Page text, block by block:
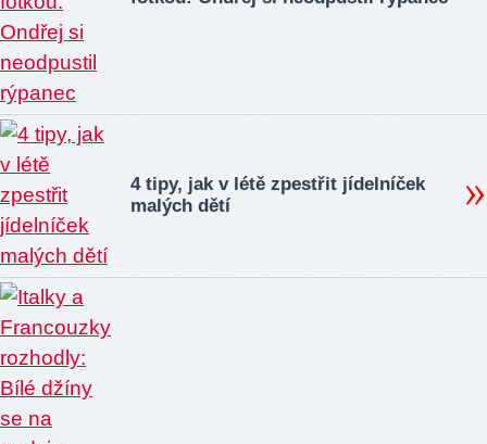
4 tipy, jak v létě zpestřit jídelníček
malých dětí